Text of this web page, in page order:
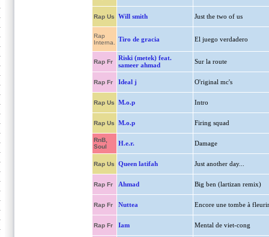
Rap Us Will smith Just the two of us
Rap
Interna.
Tiro de gracia El juego verdadero
Rap Fr
Riski (metek) feat.
sameer ahmad
Sur la route
Rap Fr Ideal j O'riginal mc's
Rap Us M.o.p Intro
Rap Us M.o.p Firing squad
RnB,
Soul
H.e.r. Damage
Rap Us Queen latifah Just another day...
Rap Fr Ahmad Big ben (lartizan remix)
Rap Fr Nuttea Encore une tombe à fleurir
Rap Fr Iam Mental de viet-cong